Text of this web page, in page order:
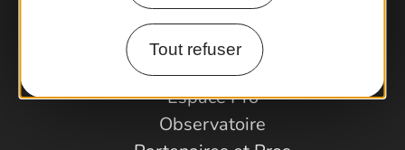
Tout refuser
Comment venir ?
Espace Pro
Observatoire